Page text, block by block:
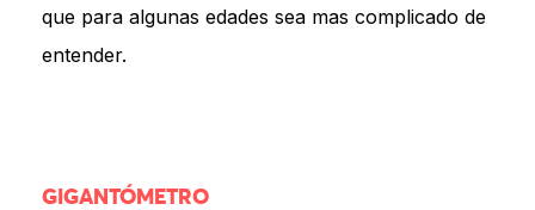
que para algunas edades sea mas complicado de
entender.
GIGANTÓMETRO